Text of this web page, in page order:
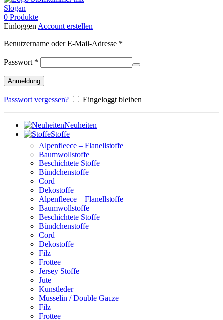
0 Produkte
Einloggen Account erstellen
Benutzername oder E-Mail-Adresse *
Passwort *
Anmeldung
Passwort vergessen? Eingeloggt bleiben
Neuheiten
Stoffe
Alpenfleece – Flanellstoffe
Baumwollstoffe
Beschichtete Stoffe
Bündchenstoffe
Cord
Dekostoffe
Alpenfleece – Flanellstoffe
Baumwollstoffe
Beschichtete Stoffe
Bündchenstoffe
Cord
Dekostoffe
Filz
Frottee
Jersey Stoffe
Jute
Kunstleder
Musselin / Double Gauze
Filz
Frottee